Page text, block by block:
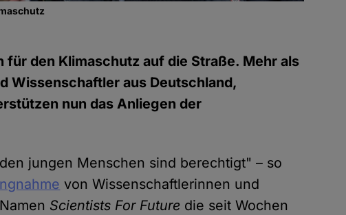
den Klimaschutz auf die Straße. Mehr als
Wissenschaftler aus Deutschland,
nun das Anliegen der
jungen Menschen sind berechtigt" – so
von Wissenschaftlerinnen und
Scientists For Future die seit Wochen